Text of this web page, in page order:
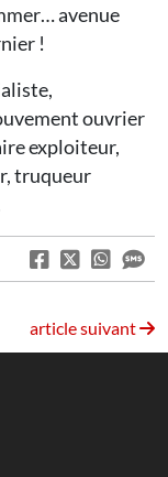
avenue
!
ouvrier
exploiteur,
truqueur
article suivant